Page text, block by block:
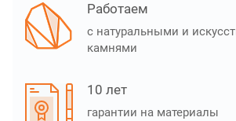
Работаем
с натуральными и
камнями
10 лет
гарантии на материалы